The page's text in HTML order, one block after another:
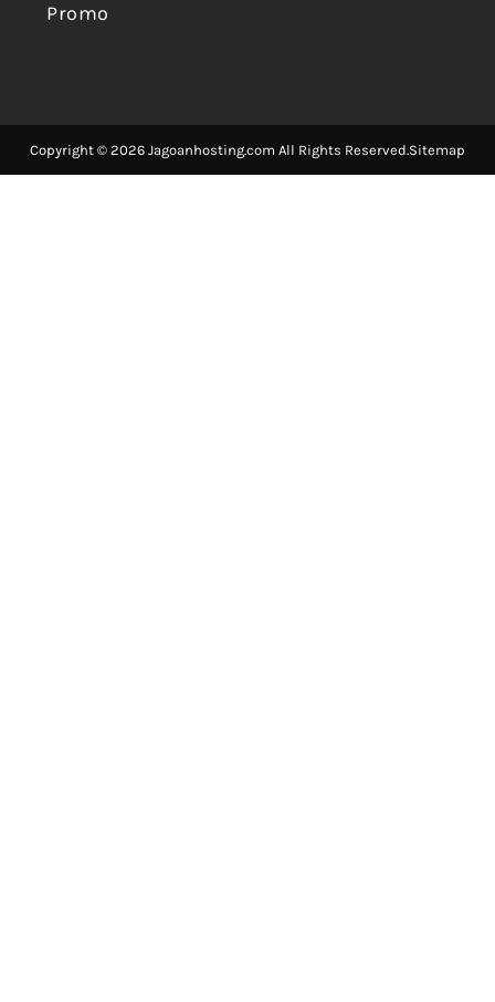
Promo
Copyright © 2026 Jagoanhosting.com All Rights Reserved.Sitemap